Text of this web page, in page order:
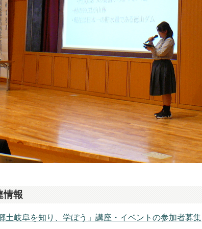
情報
土岐阜を知り、学ぼう」講座・イベントの参加者募集